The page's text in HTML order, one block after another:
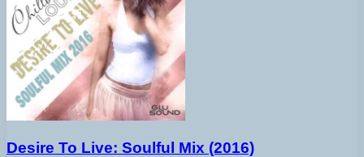
Desire To Live: Soulful Mix (2016)